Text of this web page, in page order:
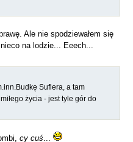
Ale nie spodziewałem się
na lodzie... Eeech...
Suflera, a tam
życia - jest tyle gór do
cy cuś...